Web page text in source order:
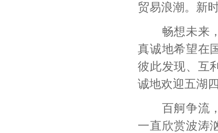
贸易浪潮。新
畅想未来
真诚地希望在
彼此发现、互
诚地欢迎五湖
百舸争流，
一直欣赏波涛